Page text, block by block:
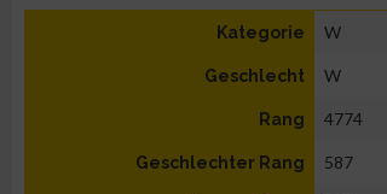
Kategorie W
Geschlecht W
Rang 4774
Geschlechter Rang 587